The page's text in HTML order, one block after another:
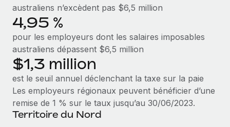
En savoir plus
australiens n’excèdent pas $6,5 million
4,95 %
pour les employeurs dont les salaires imposables
australiens dépassent $6,5 million
$1,3 million
est le seuil annuel déclenchant la taxe sur la paie
Les employeurs régionaux peuvent bénéficier d’une
remise de 1 % sur le taux jusqu’au 30/06/2023.
Territoire du Nord